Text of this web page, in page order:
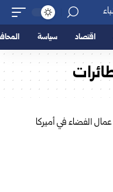
اقتصاد سياسة